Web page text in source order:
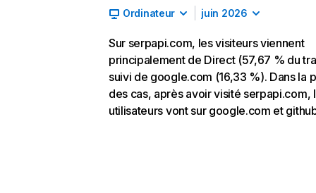
Ordinateur juin 2026
Sur serpapi.com, les visiteurs viennent
principalement de Direct (57,67 % du
suivi de google.com (16,33 %). Dans la
des cas, après avoir visité serpapi.com,
utilisateurs vont sur google.com et